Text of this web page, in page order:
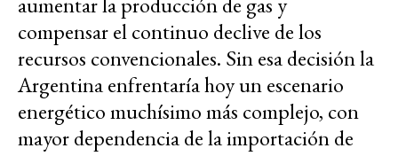
compensar el continuo declive de los
recursos convencionales. Sin esa decisión la
Argentina enfrentaría hoy un escenario
energético muchísimo más complejo, con
mayor dependencia de la importación de